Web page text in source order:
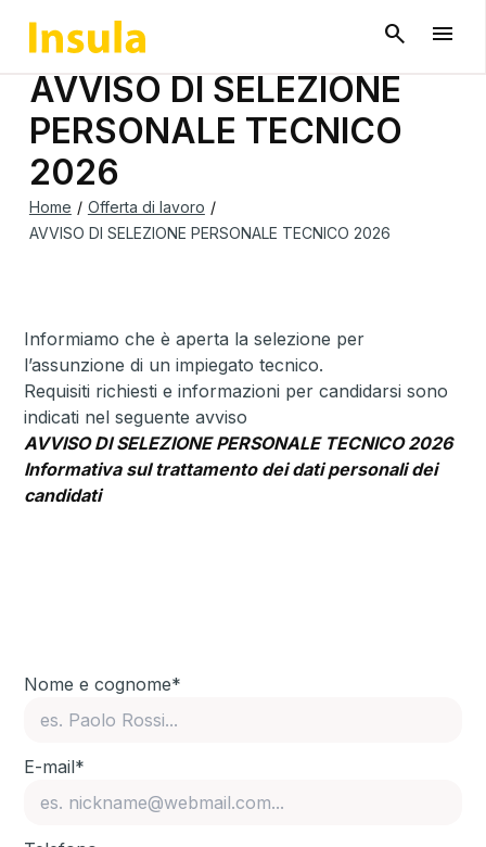
AVVISO DI SELEZIONE
PERSONALE TECNICO
2026
Home / Offerta di lavoro /
AVVISO DI SELEZIONE PERSONALE TECNICO 2026
Informiamo che è aperta la selezione per
l’assunzione di un impiegato tecnico.
Requisiti richiesti e informazioni per candidarsi sono
indicati nel seguente avviso
AVVISO DI SELEZIONE PERSONALE TECNICO 2026
Informativa sul trattamento dei dati personali dei
candidati
Nome e cognome*
E-mail*